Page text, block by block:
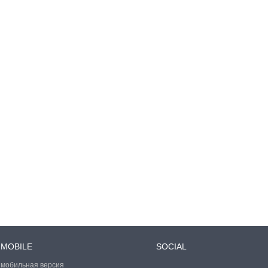
MOBILE
мобильная версия
SOCIAL